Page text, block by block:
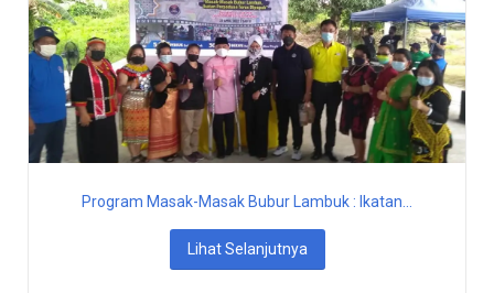
Program Masak-Masak Bubur Lambuk : Ikatan...
Lihat Selanjutnya